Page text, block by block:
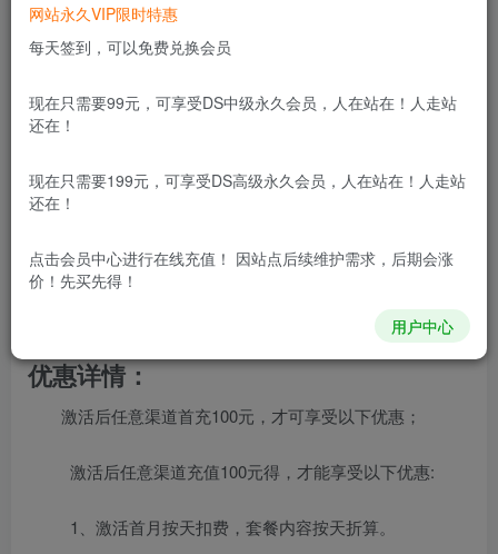
产品套餐：29元135G通用+100分钟通话
原月租：29元=5G通用+100分钟；
套外流量5元/G，套外语音0.15元/分钟，短信0.1/一
条。赠来电显示，全国接听免费，全国无漫游。
优惠详情：
激活后任意渠道首充100元，才可享受以下优惠；
激活后任意渠道充值100元得，才能享受以下优惠:
1、激活首月按天扣费，套餐内容按天折算。
网站永久VIP限时特惠
每天签到，可以免费兑换会员
现在只需要99元，可享受DS中级永久会员，人在站在！人走站
还在！
现在只需要199元，可享受DS高级永久会员，人在站在！人走站
还在！
点击会员中心进行在线充值！ 因站点后续维护需求，后期会涨
价！先买先得！
用户中心